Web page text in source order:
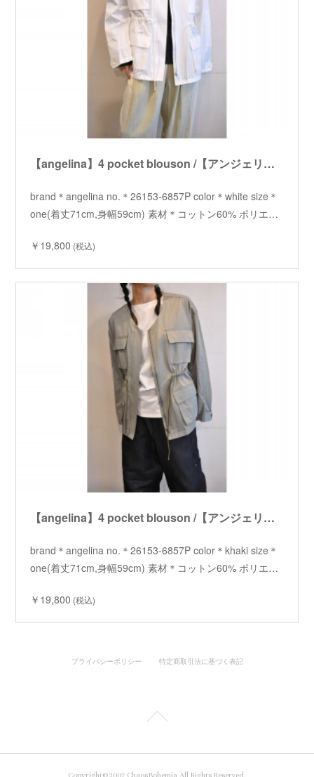
【angelina】4 pocket blouson /【アンジェリーナ】4ポケットブルゾン
brand＊angelina no.＊26153-6857P color＊white size＊
one(着丈71cm,身幅59cm) 素材＊コットン60% ポリエ…
￥19,800 (税込)
【angelina】4 pocket blouson /【アンジェリーナ】4ポケットブルゾン
brand＊angelina no.＊26153-6857P color＊khaki size＊
one(着丈71cm,身幅59cm) 素材＊コットン60% ポリエ…
￥19,800 (税込)
プライバシーポリシー 特定商取引法に基づく表記